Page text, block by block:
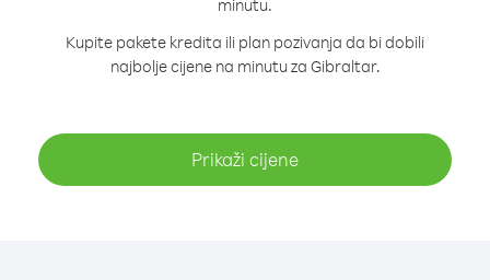
minutu.
Kupite pakete kredita ili plan pozivanja da bi dobili
najbolje cijene na minutu za Gibraltar.
Prikaži cijene